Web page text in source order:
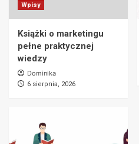
Wpisy
Książki o marketingu
pełne praktycznej
wiedzy
Dominika
6 sierpnia, 2026